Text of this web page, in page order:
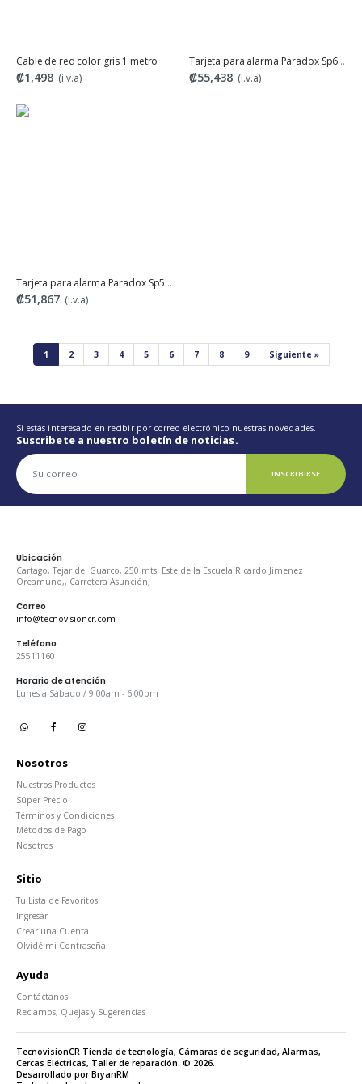
Cable de red color gris 1 metro
₡1,498 (i.v.a)
Tarjeta para alarma Paradox Sp6000
₡55,438 (i.v.a)
Tarjeta para alarma Paradox Sp5500
₡51,867 (i.v.a)
1 2 3 4 5 6 7 8 9 Siguiente »
Si estás interesado en recibir por correo electrónico nuestras novedades.
Suscribete a nuestro boletín de noticias.
INSCRIBIRSE
Ubicación
Cartago, Tejar del Guarco, 250 mts. Este de la Escuela Ricardo Jimenez
Oreamuno,, Carretera Asunción,
Correo
info@tecnovisioncr.com
Teléfono
25511160
Horario de atención
Lunes a Sábado / 9:00am - 6:00pm
Nosotros
Nuestros Productos
Súper Precio
Términos y Condiciones
Métodos de Pago
Nosotros
Sitio
Tu Lista de Favoritos
Ingresar
Crear una Cuenta
Olvidé mi Contraseña
Ayuda
Contáctanos
Reclamos, Quejas y Sugerencias
TecnovisionCR Tienda de tecnología, Cámaras de seguridad, Alarmas,
Cercas Eléctricas, Taller de reparación. © 2026.
Desarrollado por BryanRM